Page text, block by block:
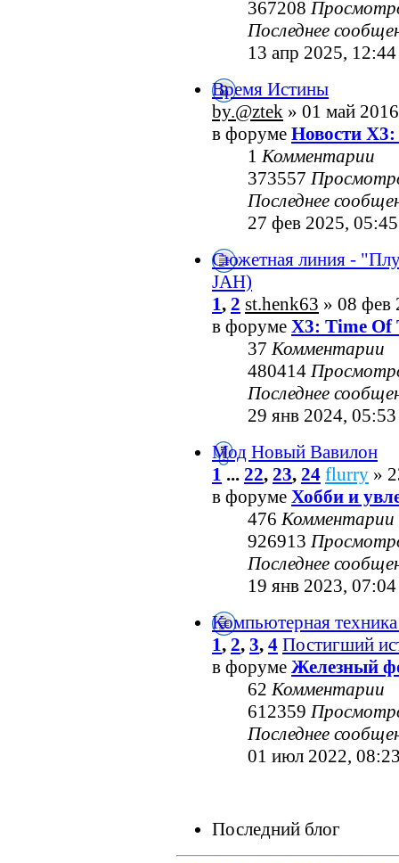
367208
Последнее
13 апр 2025, 12:44
Время Истины
by.@ztek » 01 май
в форуме Новости
1Комментарии
373557
Последнее
27 фев 2025, 05:45
Сюжетная линия -
JAH)
1, 2 st.henk63 » 08 фев
в форуме X3: Time Of
37Комментарии
480414
Последнее
29 янв 2024, 05:53
Мод Новый Вавилон
1 ... 22, 23, 24 flurry »
в форуме Хобби и
476Комментарии
926913
Последнее
19 янв 2023, 07:04
Компьютерная
1, 2, 3, 4 Постигший
в форуме Железный
62Комментарии
612359
Последнее
01 июл 2022,
Последний блог